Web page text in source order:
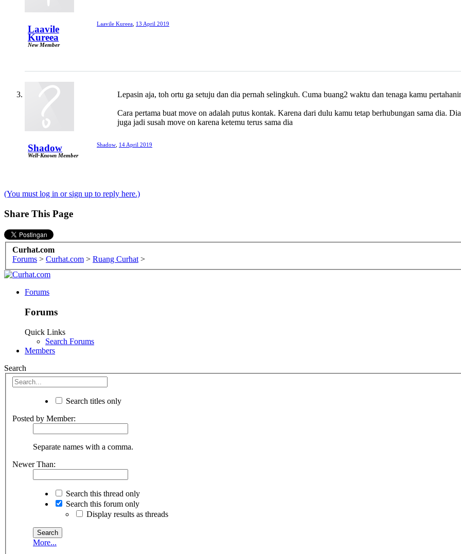
Laavile
Kureea
New Member
Laavile Kureea, 13 April 2019
Shadow
Well-Known Member
Lepasin aja, toh ortu ga setuju dan dia pernah selingkuh. Cuma buang2 waktu dan tenaga kamu
Cara pertama buat move on adalah putus kontak. Karena dari dulu kamu tetap berhubungan sama dia.
juga jadi susah move on karena ketemu terus sama dia
Shadow 14 April 2019
(You must log in or sign up to reply here.)
Share This Page
Curhat.com
Forums > Curhat.com > Ruang Curhat >
Forums
Forums
Quick Links
Search Forums
Members
Search
Search titles only
Posted by Member:
Separate names with a comma.
Newer Than:
Search this thread only
Search this forum only
Display results as threads
More...